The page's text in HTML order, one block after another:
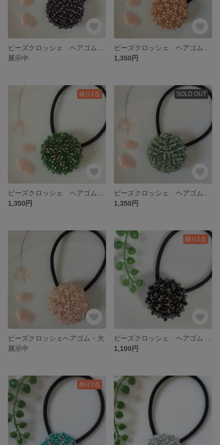
展示中
1,350円
残り1点
1,350円
SOLD OUT
1,350円
ビーズクロッシェヘアゴム・大
展示中
残り1点
1,100円
残り1点